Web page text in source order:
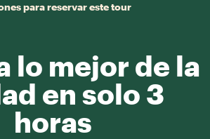
para reservar este tour
lo mejor de la
en solo 3
horas